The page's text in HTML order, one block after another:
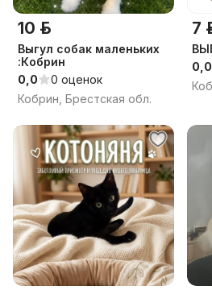
10 р.
Выгул собак маленьких
:Кобрин
0,0
0 оценок
Кобрин, Брестская обл.
7
0,0